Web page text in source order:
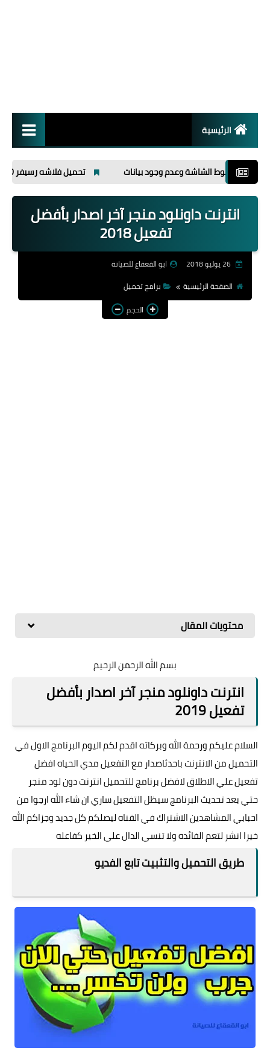
الرئيسية
انظمة تشغيل
برامج
اسلاميات
الشاشة وعدم وجود بيانات تحميل فلاشه رسيفر MASTER 666 HD
انترنت داونلود منجر آخر اصدار بأفضل
تفعيل 2018
26 يوليو 2018
ابو القعقاع للصيانة
الصفحة الرئيسية
برامج تحميل
الحجم
محتويات المقال
بسم الله الرحمن الرحيم
انترنت داونلود منجر آخر اصدار بأفضل
تفعيل 2019
السلام عليكم ورحمة الله وبركاته اقدم لكم اليوم البرنامج الاول في
التحميل من الانترنت باحدثاصدار مع التفعيل مدي الحياه افضل
تفعيل علي الاطلاق لافضل برنامج للتحميل انترنت دون لود منجر
حتي بعد تحديث البرنامج سيظل التفعيل ساري ان شاء الله ارجوا من
احبابي المشاهدين الاشتراك في القناه ليصلكم كل جديد وجزاكم الله
خيرا انشر لتعم الفائده ولا تنسي الدال علي الخير كفاعله
طريق التحميل والتثبيت تابع الفديو